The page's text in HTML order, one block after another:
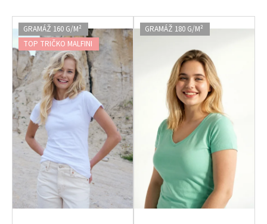
V
ý
p
i
s
p
r
o
ů
GRAMÁŽ 160 G/M²
TOP TRIČKO MALFINI
GRAMÁŽ 180 G/M²